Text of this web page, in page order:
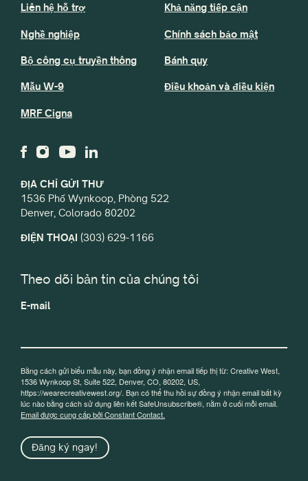
ĐỊA CHỈ GỬI THƯ
1536 Phố Wynkoop, Phòng 522
Denver, Colorado 80202
ĐIỆN THOẠI (303) 629-1166
Liên hệ hỗ trợ
Nghề nghiệp
Bộ công cụ truyền thông
Mẫu W-9
MRF Cigna
Khả năng tiếp cận
Chính sách bảo mật
Bánh quy
Điều khoản và điều kiện
Theo dõi bản tin của chúng tôi
E-mail
Bằng cách gửi biểu mẫu này, bạn đồng ý nhận email tiếp thị từ: Creative West,
1536 Wynkoop St, Suite 522, Denver, CO, 80202, US,
https://wearecreativewest.org/. Bạn có thể thu hồi sự đồng ý nhận email bất kỳ
lúc nào bằng cách sử dụng liên kết SafeUnsubscribe®, nằm ở cuối mỗi email.
Email được cung cấp bởi Constant Contact.
Đăng ký ngay!